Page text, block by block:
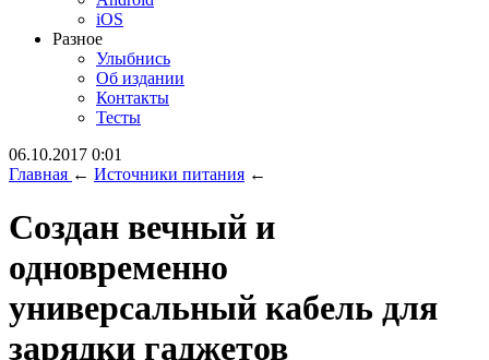
iOS
Разное
Улыбнись
Об издании
Контакты
Тесты
06.10.2017 0:01
Главная ← Источники питания ←
Создан вечный и
одновременно
универсальный кабель для
зарядки гаджетов